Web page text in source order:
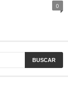
0